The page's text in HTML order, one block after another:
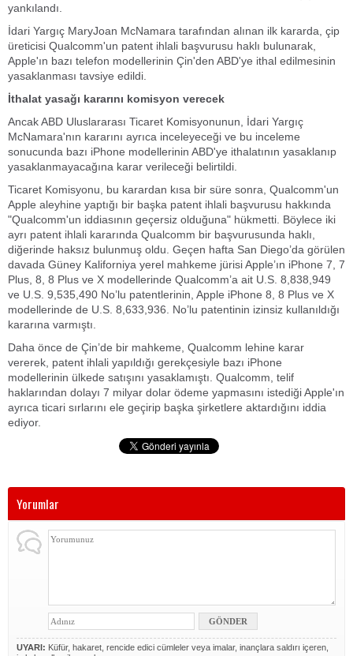
yankılandı.
İdari Yargıç MaryJoan McNamara tarafından alınan ilk kararda, çip
üreticisi Qualcomm'un patent ihlali başvurusu haklı bulunarak,
Apple'ın bazı telefon modellerinin Çin'den ABD'ye ithal edilmesinin
yasaklanması tavsiye edildi.
İthalat yasağı kararını komisyon verecek
Ancak ABD Uluslararası Ticaret Komisyonunun, İdari Yargıç
McNamara'nın kararını ayrıca inceleyeceği ve bu inceleme
sonucunda bazı iPhone modellerinin ABD'ye ithalatının yasaklanıp
yasaklanmayacağına karar verileceği belirtildi.
Ticaret Komisyonu, bu karardan kısa bir süre sonra, Qualcomm'un
Apple aleyhine yaptığı bir başka patent ihlali başvurusu hakkında
"Qualcomm'un iddiasının geçersiz olduğuna" hükmetti. Böylece iki
ayrı patent ihlali kararında Qualcomm bir başvurusunda haklı,
diğerinde haksız bulunmuş oldu. Geçen hafta San Diego’da görülen
davada Güney Kaliforniya yerel mahkeme jürisi Apple’ın iPhone 7, 7
Plus, 8, 8 Plus ve X modellerinde Qualcomm’a ait U.S. 8,838,949
ve U.S. 9,535,490 No’lu patentlerinin, Apple iPhone 8, 8 Plus ve X
modellerinde de U.S. 8,633,936. No’lu patentinin izinsiz kullanıldığı
kararına varmıştı.
Daha önce de Çin’de bir mahkeme, Qualcomm lehine karar
vererek, patent ihlali yapıldığı gerekçesiyle bazı iPhone
modellerinin ülkede satışını yasaklamıştı. Qualcomm, telif
haklarından dolayı 7 milyar dolar ödeme yapmasını istediği Apple'ın
ayrıca ticari sırlarını ele geçirip başka şirketlere aktardığını iddia
ediyor.
Yorumlar
UYARI: Küfür, hakaret, rencide edici cümleler veya imalar, inançlara saldırı içeren,